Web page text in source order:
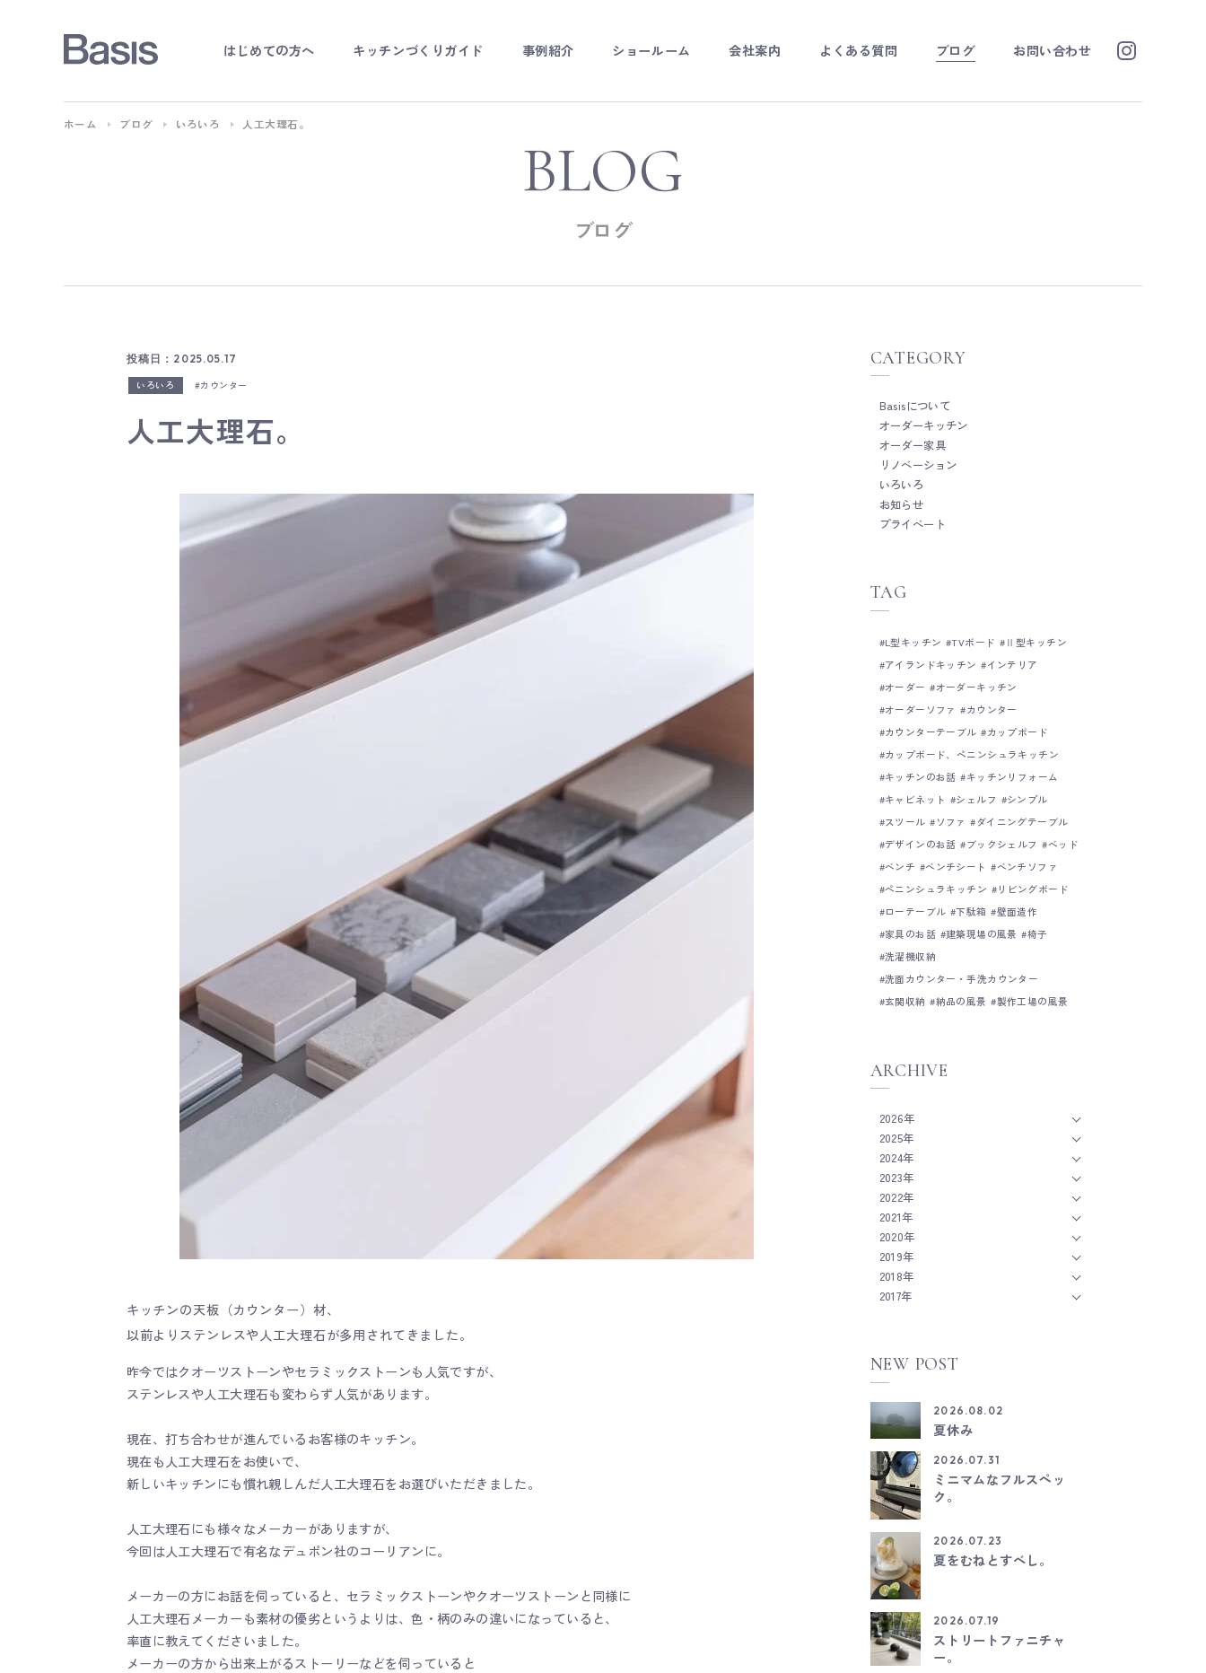
はじめての方へ キッチンづくりガイド
オーダーキッチン
事例紹介 ショールーム 会社案内 よくある質問 ブログ お問い合わせ
BLOG
ブログ
ホーム ブログ いろいろ 人工大理石。
投稿日：2025.05.17
いろいろ カウンター
人工大理石。
キッチンの天板（カウンター）材、
以前よりステンレスや人工大理石が多用されてきました。
昨今ではクオーツストーンやセラミックストーンも人気ですが、
ステンレスや人工大理石も変わらず人気があります。
現在、打ち合わせが進んでいるお客様のキッチン。
現在も人工大理石をお使いで、
新しいキッチンにも慣れ親しんだ人工大理石をお選びいただきました。
人工大理石にも様々なメーカーがありますが、
今回は人工大理石で有名なデュポン社のコーリアンに。
メーカーの方にお話を伺っていると、セラミックストーンやクオーツストーンと同様に
人工大理石メーカーも素材の優劣というよりは、色・柄のみの違いになっていると、
率直に教えてくださいました。
メーカーの方から出来上がるストーリーなどを伺っていると
CATEGORY
Basisについて
オーダーキッチン
オーダー家具
リノベーション
いろいろ
お知らせ
プライベート
TAG
L型キッチン TVボード
Ⅱ型キッチン
アイランドキッチン
インテリア
オーダー
オーダーキッチン
オーダーソファ
カウンター
カウンターテーブル
カップボード
カップボード、ペニンシュラキッチン
キッチンのお話
キッチンリフォーム
キャビネット
シェルフ
シンプル
スツール
ソファ
ダイニングテーブル
デザインのお話
ブックシェルフ
ベッド
ベンチ
ベンチシート
ベンチソファ
ペニンシュラキッチン
リビングボード
ローテーブル
下駄箱
壁面造作
家具のお話
建築現場の風景
椅子
洗濯機収納
洗面カウンター・手洗カウンター
玄関収納
納品の風景 製作工場の風景
ARCHIVE
2026年
2025年
2024年
2023年
2022年
2021年
2020年
2019年
2018年
2017年
NEW POST
2026.08.02
夏休み
2026.07.31
ミニマムなフルスペッ
ク。
2026.07.23
夏をむねとすべし。
2026.07.19
ストリートファニチャ
ー。